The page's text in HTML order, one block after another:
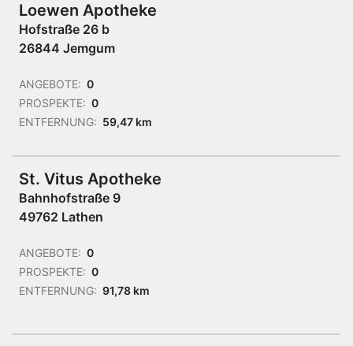
Loewen Apotheke
Hofstraße 26 b
26844 Jemgum
ANGEBOTE: 0
PROSPEKTE: 0
ENTFERNUNG: 59,47 km
St. Vitus Apotheke
Bahnhofstraße 9
49762 Lathen
ANGEBOTE: 0
PROSPEKTE: 0
ENTFERNUNG: 91,78 km